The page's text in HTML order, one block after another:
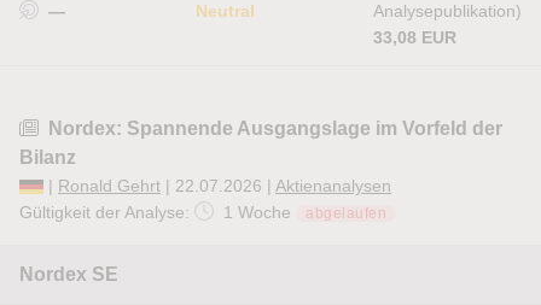
—
Neutral
Analysepublikation)
33,08 EUR
Nordex: Spannende Ausgangslage im Vorfeld der
Bilanz
| Ronald Gehrt | 22.07.2026 | Aktienanalysen
Gültigkeit der Analyse:
1 Woche abgelaufen
Nordex SE